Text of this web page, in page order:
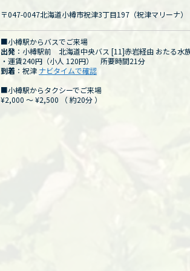
〒047-0047北海道小樽市祝津3丁目197（祝津マリーナ）
■小樽駅からバスでご来場
出発 ：小樽駅前 北海道中央バス [11]赤岩経由 おたる水
・運賃240円（小人 120円） 所要時間21分
到着 ：祝津 ナビタイムで確認
■小樽駅からタクシーでご来場
¥2,000 ～ ¥2,500 （ 約20分 ）